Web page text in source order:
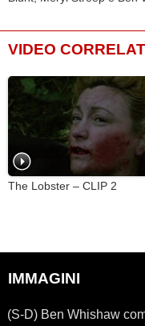
VIDEO
The Lobster – CLIP 2
IMMAGINI
(S-D) Ben Whishaw